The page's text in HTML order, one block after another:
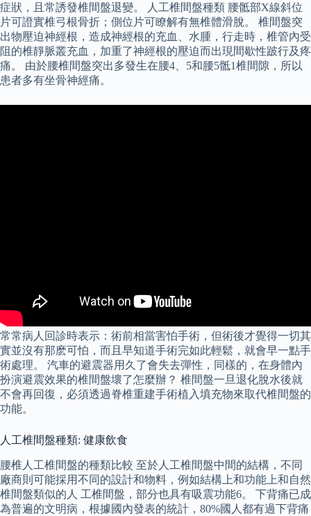
症狀，且常誘發椎間盤退變。 人工椎間盤種類 腰骶部X線斜位
片可證實椎弓根骨折；側位片可瞭解有無椎體滑脫。 椎間盤突
出物壓迫神經根，造成神經根的充血、水腫，行走時，椎管內受
阻的椎靜脈叢充血，加重了神經根的壓迫而出現間歇性跛行及疼
痛。 由於腰椎間盤突出多發生在腰4、5和腰5骶1椎間隙，所以
患者多有坐骨神經痛。
常常病人回診時表示：術前相當害怕手術，但術後才覺得一切其
實並沒有那麽可怕，而且早知道手術完如此輕鬆，就會早一點手
術處理。 汽車的避震器用久了會失去彈性，同樣的，在身體內
扮演避震效果的椎間盤壞了怎麼辦？ 椎間盤一旦退化脫水後就
不會再回復，必須透過脊椎重建手術植入填充物來取代椎間盤的
功能。
人工椎間盤種類: 健康飲食
腰椎人工椎間盤的種類比較 至於人工椎間盤中間的結構，不同
廠商則可能採用不同的設計和物料，例如結構上和功能上和自然
椎間盤類似的人 工椎間盤，部分也具有吸震功能6。 下背痛已成
為普遍的文明病，根據國內發表的統計，80%國人都有過下背痛